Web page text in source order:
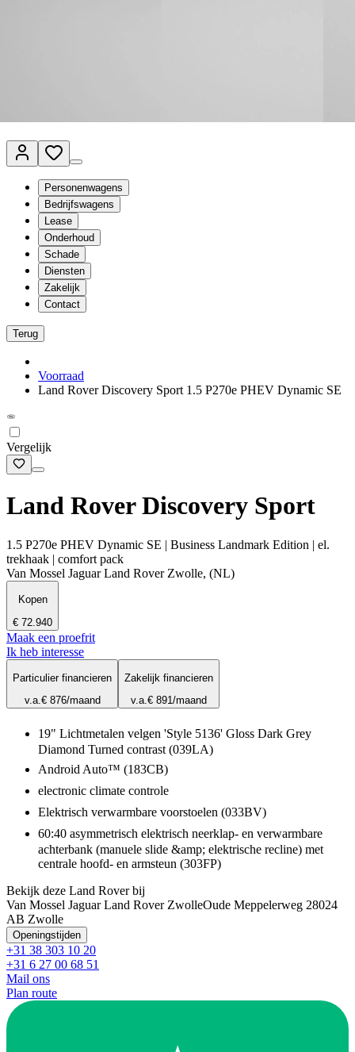
Personenwagens
Bedrijfswagens
Lease
Onderhoud
Schade
Diensten
Zakelijk
Contact
Terug
Voorraad
Land Rover Discovery Sport 1.5 P270e PHEV Dynamic SE
Vergelijk
Land Rover Discovery Sport
1.5 P270e PHEV Dynamic SE | Business Landmark Edition | el.
trekhaak | comfort pack
Van Mossel Jaguar Land Rover Zwolle, (NL)
Kopen
€ 72.940
Maak een proefrit
Ik heb interesse
Particulier financieren
v.a.€ 876/maand
Zakelijk financieren
v.a.€ 891/maand
19" Lichtmetalen velgen 'Style 5136' Gloss Dark Grey
Diamond Turned contrast (039LA)
Android Auto™ (183CB)
electronic climate controle
Elektrisch verwarmbare voorstoelen (033BV)
60:40 asymmetrisch elektrisch neerklap- en verwarmbare
achterbank (manuele slide &amp; elektrische recline) met
centrale hoofd- en armsteun (303FP)
Bekijk deze Land Rover bij
Van Mossel Jaguar Land Rover ZwolleOude Meppelerweg 28024
AB Zwolle
Openingstijden
+31 38 303 10 20
+31 6 27 00 68 51
Mail ons
Plan route